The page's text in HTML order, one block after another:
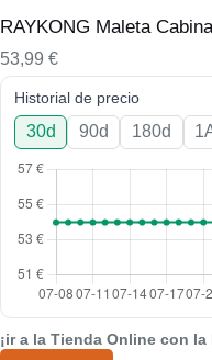
RAYKONG Maleta
53,99 €
Historial de precio
30d 90d 180d
¡ir a la Tienda Online con la